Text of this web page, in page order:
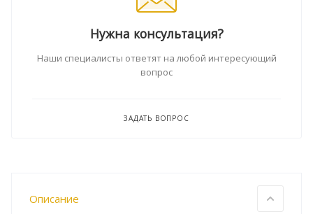
Нужна консультация?
Наши специалисты ответят на любой интересующий
вопрос
ЗАДАТЬ ВОПРОС
Описание